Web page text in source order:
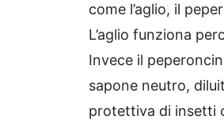
come l’aglio, il
L’aglio funziona
Invece il
sapone neutro,
protettiva di insetti